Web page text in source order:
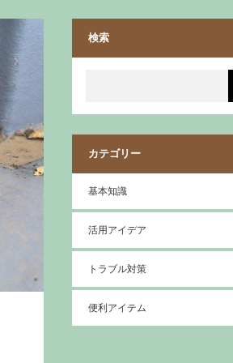
検索
カテゴリー
基本知識
活用アイデア
トラブル対策
便利アイテム